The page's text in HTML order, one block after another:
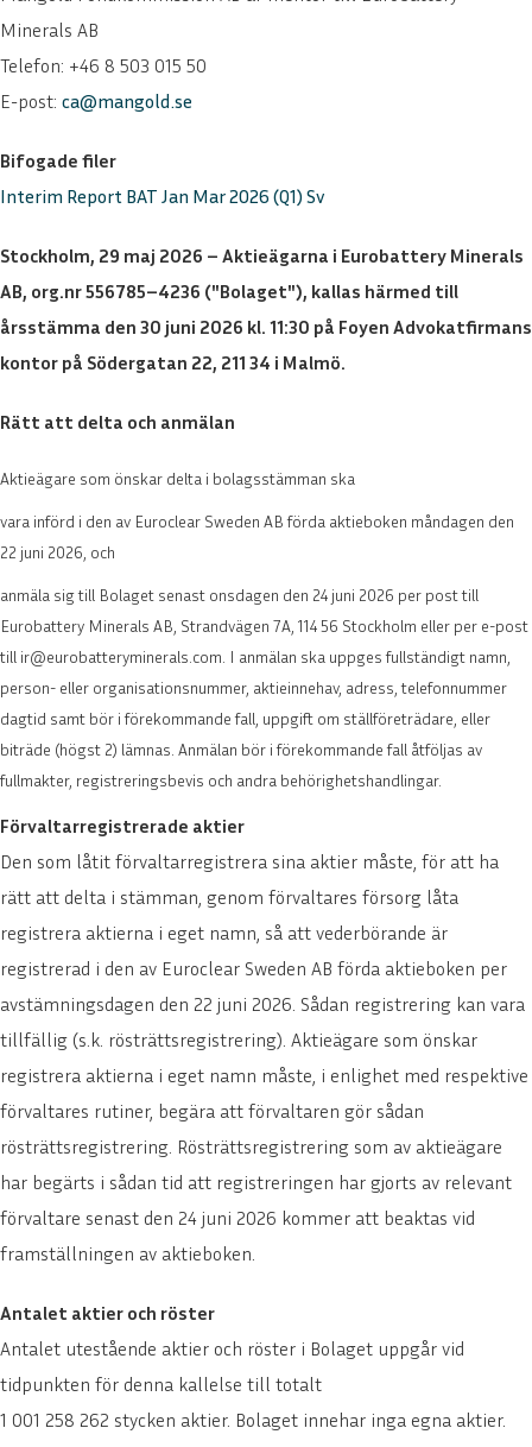
Minerals AB
Telefon: +46 8 503 015 50
E-post: ca@mangold.se
Bifogade filer
Interim Report BAT Jan Mar 2026 (Q1) Sv
Stockholm, 29 maj 2026 – Aktieägarna i Eurobattery Minerals
AB, org.nr 556785–4236 ("Bolaget"), kallas härmed till
årsstämma den 30 juni 2026 kl. 11:30 på Foyen Advokatfirmans
kontor på Södergatan 22, 211 34 i Malmö.
Rätt att delta och anmälan
Aktieägare som önskar delta i bolagsstämman ska
vara införd i den av Euroclear Sweden AB förda aktieboken måndagen den
22 juni 2026, och
anmäla sig till Bolaget senast onsdagen den 24 juni 2026 per post till
Eurobattery Minerals AB, Strandvägen 7A, 114 56 Stockholm eller per e-post
till ir@eurobatteryminerals.com. I anmälan ska uppges fullständigt namn,
person- eller organisationsnummer, aktieinnehav, adress, telefonnummer
dagtid samt bör i förekommande fall, uppgift om ställföreträdare, eller
biträde (högst 2) lämnas. Anmälan bör i förekommande fall åtföljas av
fullmakter, registreringsbevis och andra behörighetshandlingar.
Förvaltarregistrerade aktier
Den som låtit förvaltarregistrera sina aktier måste, för att ha
rätt att delta i stämman, genom förvaltares försorg låta
registrera aktierna i eget namn, så att vederbörande är
registrerad i den av Euroclear Sweden AB förda aktieboken per
avstämningsdagen den 22 juni 2026. Sådan registrering kan vara
tillfällig (s.k. rösträttsregistrering). Aktieägare som önskar
registrera aktierna i eget namn måste, i enlighet med respektive
förvaltares rutiner, begära att förvaltaren gör sådan
rösträttsregistrering. Rösträttsregistrering som av aktieägare
har begärts i sådan tid att registreringen har gjorts av relevant
förvaltare senast den 24 juni 2026 kommer att beaktas vid
framställningen av aktieboken.
Antalet aktier och röster
Antalet utestående aktier och röster i Bolaget uppgår vid
tidpunkten för denna kallelse till totalt
1 001 258 262 stycken aktier. Bolaget innehar inga egna aktier.